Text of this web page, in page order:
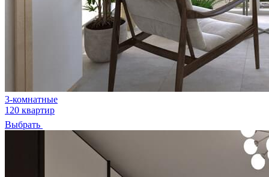
3-комнатные
120 квартир
Выбрать